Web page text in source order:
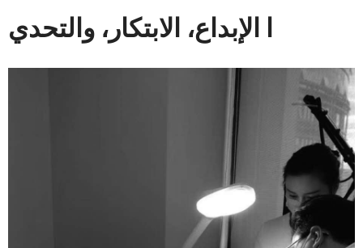
ا الإبداع، الابتكار، والتحدي